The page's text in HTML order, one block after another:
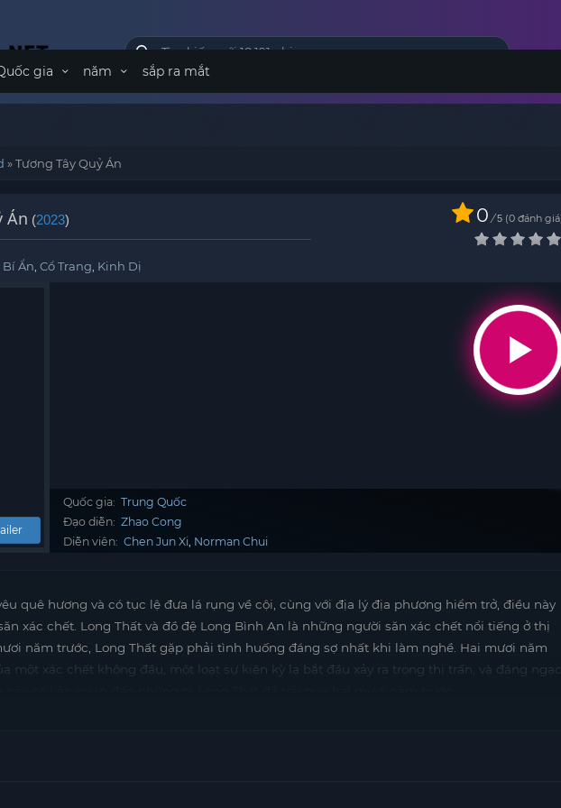
gia năm sắp ra mắt
»Tương Tây Quỷ Án
Án (2023) 0 / 5 0 đánh giá
Bí Ẩn Cổ Trang Kinh Dị
Quốc gia: Trung Quốc
Đạo diễn: Zhao Cong
Diễn viên: Chen Jun Xi Norman Chui
quê hương và có tục lệ đưa lá rụng về cội, cùng với địa lý địa phương hiểm trở, điều này
xác chết. Long Thất và đồ đệ Long Bình An là những người săn xác chết nổi tiếng ở thị
năm trước, Long Thất gặp phải tình huống đáng sợ nhất khi làm nghề. Hai mươi năm
một xác chết không đầu, một loạt sự kiện kỳ lạ bắt đầu xảy ra trong thị trấn, và đáng ngạc